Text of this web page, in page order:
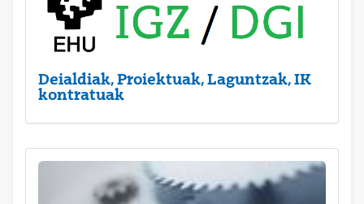
Deialdiak, Proiektuak, Laguntzak, IK
kontratuak